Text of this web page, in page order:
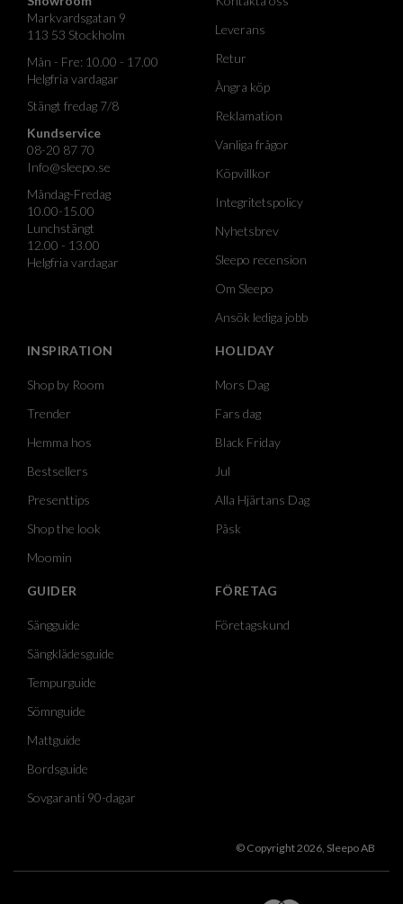
Markvardsgatan 9
113 53 Stockholm
Mån - Fre: 10.00 - 17.00
Helgfria vardagar
Stängt fredag 7/8
Kundservice
08-20 87 70
Info@sleepo.se
Måndag-Fredag
10.00-15.00
Lunchstängt
12.00 - 13.00
Helgfria vardagar
Leverans
Retur
Ångra köp
Reklamation
Vanliga frågor
Köpvillkor
Integritetspolicy
Nyhetsbrev
Sleepo recension
Om Sleepo
Ansök lediga jobb
INSPIRATION
Shop by Room
Trender
Hemma hos
Bestsellers
Presenttips
Shop the look
Moomin
HOLIDAY
Mors Dag
Fars dag
Black Friday
Jul
Alla Hjärtans Dag
Påsk
GUIDER
Sängguide
Sängklädesguide
Tempurguide
Sömnguide
Mattguide
Bordsguide
Sovgaranti 90-dagar
FÖRETAG
Företagskund
© Copyright 2026, Sleepo AB